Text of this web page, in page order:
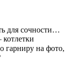
для сочности…
гарниру на фото,